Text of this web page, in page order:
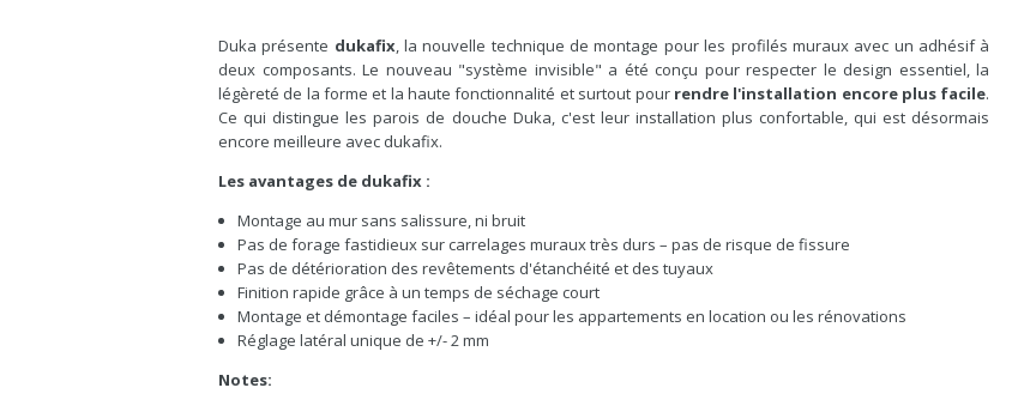
Duka présente dukafix, la nouvelle technique de montage pour les profilés muraux avec un adhésif à
deux composants. Le nouveau "système invisible" a été conçu pour respecter le design essentiel, la
légèreté de la forme et la haute fonctionnalité et surtout pour rendre l'installation encore plus facile.
Ce qui distingue les parois de douche Duka, c'est leur installation plus confortable, qui est désormais
encore meilleure avec dukafix.
Les avantages de dukafix :
Montage au mur sans salissure, ni bruit
Pas de forage fastidieux sur carrelages muraux très durs – pas de risque de fissure
Pas de détérioration des revêtements d'étanchéité et des tuyaux
Finition rapide grâce à un temps de séchage court
Montage et démontage faciles – idéal pour les appartements en location ou les rénovations
Réglage latéral unique de +/- 2 mm
Notes: